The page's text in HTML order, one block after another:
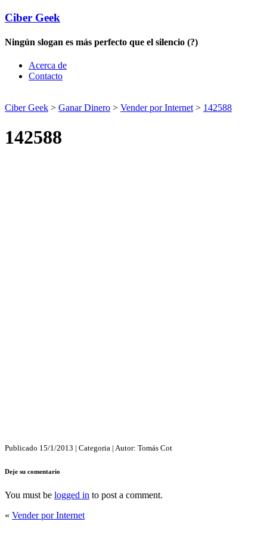
Ciber Geek
Ningún slogan es más perfecto que el silencio (?)
Acerca de
Contacto
Ciber Geek > Ganar Dinero > Vender por Internet > 142588
142588
Publicado 15/1/2013 | Categoria | Autor: Tomás Cot
Deje su comentario
You must be logged in to post a comment.
« Vender por Internet